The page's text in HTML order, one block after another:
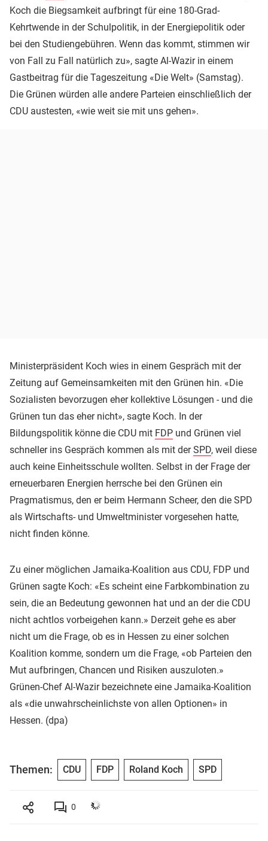
Koch die Biegsamkeit aufbringt für eine 180-Grad-
Kehrtwende in der Schulpolitik, in der Energiepolitik oder
bei den Studiengebühren. Wenn das kommt, stimmen wir
von Fall zu Fall natürlich zu», sagte Al-Wazir in einem
Gastbeitrag für die Tageszeitung «Die Welt» (Samstag).
Die Grünen würden alle andere Parteien einschließlich der
CDU austesten, «wie weit sie mit uns gehen».
Ministerpräsident Koch wies in einem Gespräch mit der
Zeitung auf Gemeinsamkeiten mit den Grünen hin. «Die
Sozialisten bevorzugen eher kollektive Lösungen - und die
Grünen tun das eher nicht», sagte Koch. In der
Bildungspolitik könne die CDU mit FDP und Grünen viel
schneller ins Gespräch kommen als mit derSPD, weil diese
auch keine Einheitsschule wollten. Selbst in der Frage der
erneuerbaren Energien herrsche bei den Grünen ein
Pragmatismus, den er beim Hermann Scheer, den die SPD
als Wirtschafts- und Umweltminister vorgesehen hatte,
nicht finden könne.
Zu einer möglichen Jamaika-Koalition aus CDU, FDP und
Grünen sagte Koch: «Es scheint eine Farbkombination zu
sein, die an Bedeutung gewonnen hat und an der die CDU
nicht achtlos vorbeigehen kann.» Derzeit gehe es aber
nicht um die Frage, ob es in Hessen zu einer solchen
Koalition komme, sondern um die Frage, «ob Parteien den
Mut aufbringen, Chancen und Risiken auszuloten.»
Grünen-Chef Al-Wazir bezeichnete eine Jamaika-Koalition
als «die unwahrscheinlichste von allen Optionen» in
Hessen. (dpa)
Themen: CDU FDP Roland Koch SPD
0